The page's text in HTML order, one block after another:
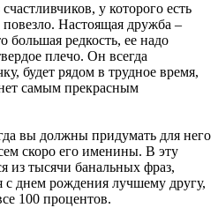
у которого есть
Настоящая дружба –
большая редкость, ее надо
плечо. Он всегда
будет рядом в трудное время,
самым прекрасным
вы должны придумать для него
скоро его именины. В эту
из тысячи банальных фраз,
с днем рождения лучшему другу,
100 процентов.